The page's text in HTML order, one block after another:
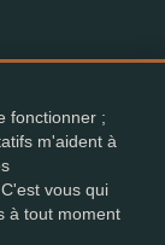
n° 018407164).
fonctionner ;
m'aident à
vous qui
à tout moment